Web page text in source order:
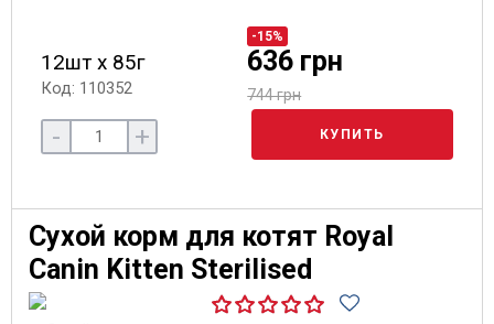
12шт х 85г
Код: 110352
-15%
636 грн
744 грн
- + КУПИТЬ
Сухой корм для котят Royal
Canin Kitten Sterilised